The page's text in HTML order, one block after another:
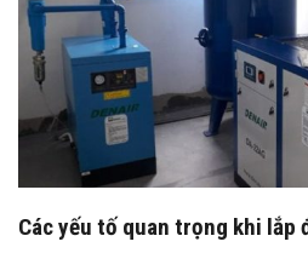
Các yếu tố quan trọng khi lắp